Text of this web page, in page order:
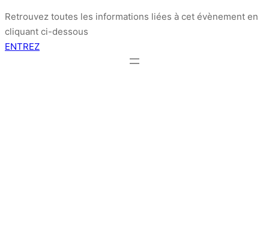
Retrouvez toutes les informations liées à cet évènement en
cliquant ci-dessous
ENTREZ